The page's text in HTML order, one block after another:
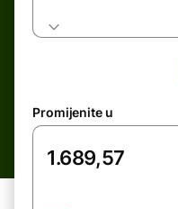
Promijenite u